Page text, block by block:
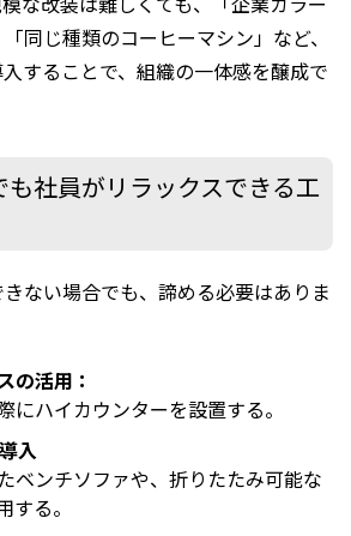
同じ種類のコーヒーマシン」など、
することで、組織の一体感を醸成で
も社員がリラックスできる工
ない場合でも、諦める必要はありま
の活用：
にハイカウンターを設置する。
入
ベンチソファや、折りたたみ可能な
する。